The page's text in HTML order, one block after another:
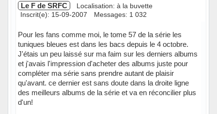
Le F de SRFC
Localisation: à la buvette
Inscrit(e): 15-09-2007
Messages: 1 032
Pour les fans comme moi, le tome 57 de la série les
tuniques bleues est dans les bacs depuis le 4 octobre.
J'étais un peu laissé sur ma faim sur les derniers albums
et j'avais l'impression d'acheter des albums juste pour
compléter ma série sans prendre autant de plaisir
qu'avant. ce dernier est sans doute dans la droite ligne
des meilleurs albums de la série et va en réconcilier plus
d'un!